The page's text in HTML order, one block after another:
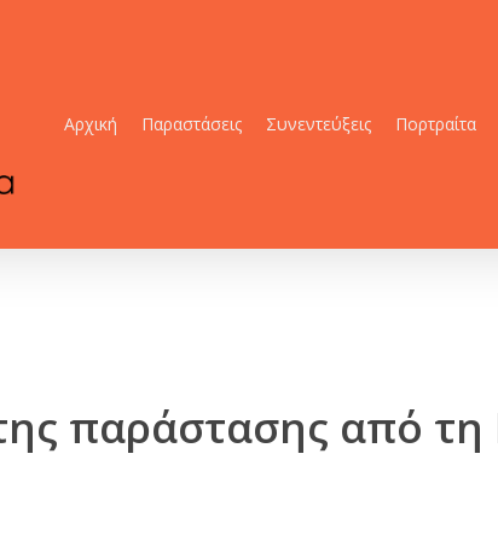
Αρχική Παραστάσεις Συνεντεύξεις Πορτραίτα
παράστασης από τη